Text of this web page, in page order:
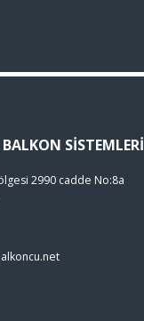
SISTEMLERI
2990 cadde No:8a